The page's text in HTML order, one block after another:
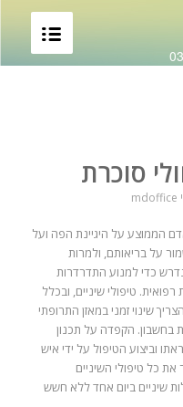
סוכרת
mdoffice
הממוצע על היגיינת הפה ועל
על בריאותם, ולמרות
כדי למנוע התדרדרות
טיפולי שיניים, ובכלל
שינוי זמני במאזן התרופתי
בחשבון. הקפדה על תכנון
וביצוע הטיפול על ידי איש
כל טיפולי השיניים
שיניים ביום אחד ללא חשש